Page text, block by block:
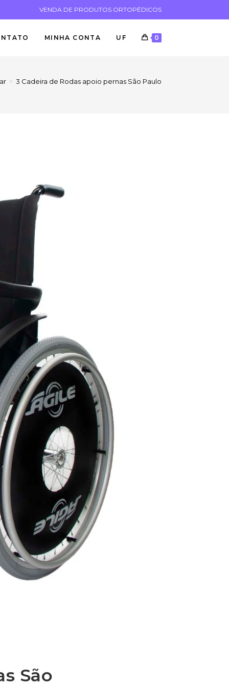
VENDA DE PRODUTOS ORTOPÉDICOS
MINHA CONTA UF 0
> 3 Cadeira de Rodas apoio pernas São Paulo
São